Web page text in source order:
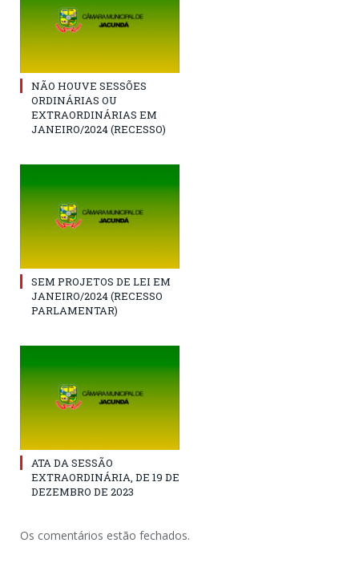
NÃO HOUVE SESSÕES
ORDINÁRIAS OU
EXTRAORDINÁRIAS EM
JANEIRO/2024 (RECESSO)
SEM PROJETOS DE LEI EM
JANEIRO/2024 (RECESSO
PARLAMENTAR)
ATA DA SESSÃO
EXTRAORDINÁRIA, DE 19 DE
DEZEMBRO DE 2023
Os comentários estão fechados.